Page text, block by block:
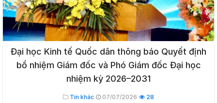
Đại học Kinh tế Quốc dân thông báo Quyết định
bổ nhiệm Giám đốc và Phó Giám đốc Đại học
nhiệm kỳ 2026–2031
Tin khác 07/07/2026 28